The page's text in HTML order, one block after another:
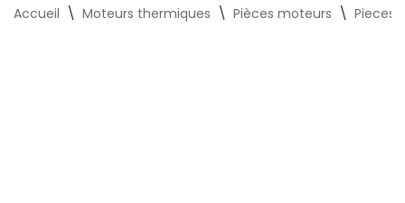
Accueil \ Moteurs thermiques \ Pièces moteurs \ Pieces